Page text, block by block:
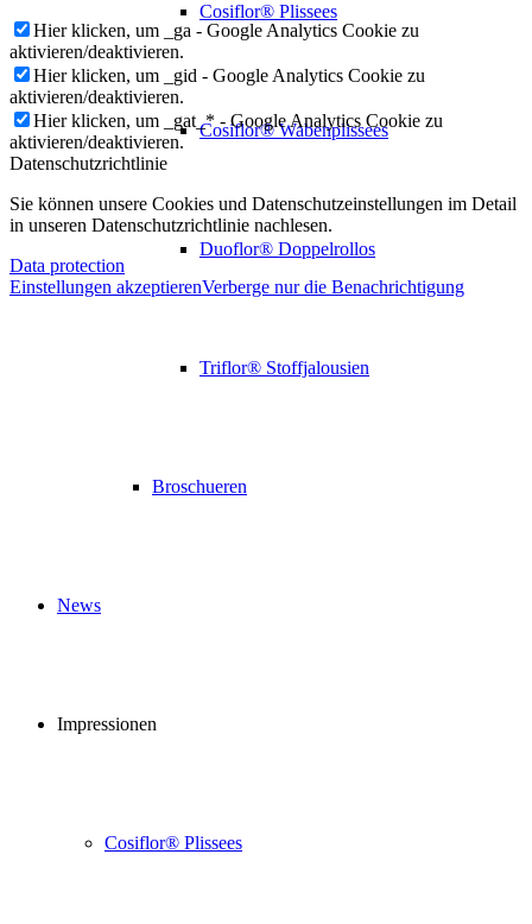
Cosiflor® Plissees
Cosiflor® Wabenplissees
Duoflor® Doppelrollos
Triflor® Stoffjalousien
Broschueren
News
Impressionen
Cosiflor® Plissees
Hier klicken, um _ga - Google Analytics Cookie zu
aktivieren/deaktivieren.
Hier klicken, um _gid - Google Analytics Cookie zu
aktivieren/deaktivieren.
Hier klicken, um _gat_* - Google Analytics Cookie zu
aktivieren/deaktivieren.
Datenschutzrichtlinie
Sie können unsere Cookies und Datenschutzeinstellungen im Detail
in unseren Datenschutzrichtlinie nachlesen.
Data protection
Einstellungen akzeptierenVerberge nur die Benachrichtigung